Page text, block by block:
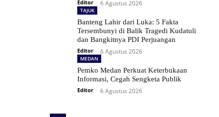
Editor - 6 Agustus 2026
TAJUK
Banteng Lahir dari Luka: 5 Fakta
Tersembunyi di Balik Tragedi Kudatuli
dan Bangkitnya PDI Perjuangan
Editor - 6 Agustus 2026
MEDAN
Pemko Medan Perkuat Keterbukaan
Informasi, Cegah Sengketa Publik
Editor - 6 Agustus 2026